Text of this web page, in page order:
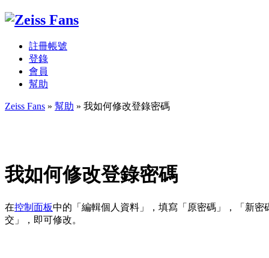
註冊帳號
登錄
會員
幫助
Zeiss Fans » 幫助 » 我如何修改登錄密碼
我如何修改登錄密碼
在控制面板中的「編輯個人資料」，填寫「原密碼」，「新
交」，即可修改。